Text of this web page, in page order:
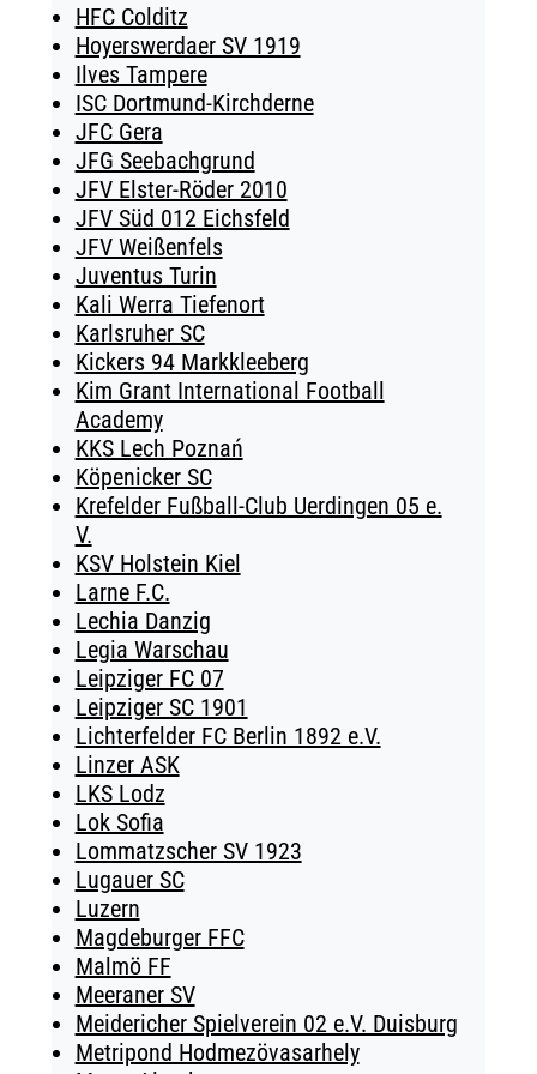
HFC Colditz
Hoyerswerdaer SV 1919
Ilves Tampere
ISC Dortmund-Kirchderne
JFC Gera
JFG Seebachgrund
JFV Elster-Röder 2010
JFV Süd 012 Eichsfeld
JFV Weißenfels
Juventus Turin
Kali Werra Tiefenort
Karlsruher SC
Kickers 94 Markkleeberg
Kim Grant International Football
Academy
KKS Lech Poznań
Köpenicker SC
Krefelder Fußball-Club Uerdingen 05 e.
V.
KSV Holstein Kiel
Larne F.C.
Lechia Danzig
Legia Warschau
Leipziger FC 07
Leipziger SC 1901
Lichterfelder FC Berlin 1892 e.V.
Linzer ASK
LKS Lodz
Lok Sofia
Lommatzscher SV 1923
Lugauer SC
Luzern
Magdeburger FFC
Malmö FF
Meeraner SV
Meidericher Spielverein 02 e.V. Duisburg
Metripond Hodmezövasarhely